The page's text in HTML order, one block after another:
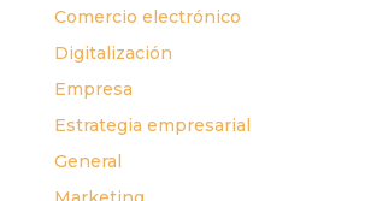
Comercio electrónico
Digitalización
Empresa
Estrategia empresarial
General